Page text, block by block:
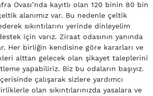
Ovası’nda kayıtlı olan 120 binin 80 bin
alanımız var. Bu nedenle çeltik
sıkıntılarını yerinde dinleyelim
için varız. Ziraat odasının yanında
Her birliğin kendisine göre kararları ve
alttan gelecek olan şikayet taleplerini
yapabiliriz. Biz bu odaların başıyız.
çalışarak sizlere yardımcı
olan sıkıntılarınızda yasalara ve